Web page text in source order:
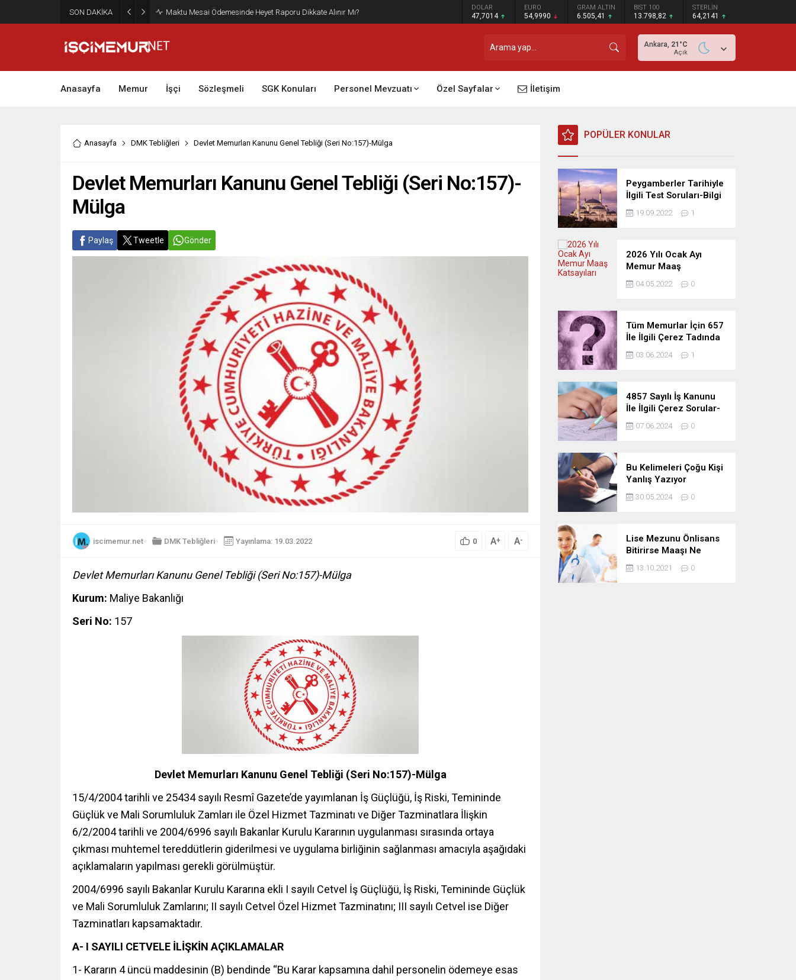
SON DAKİKA Maktu Mesai Ödemesinde Heyet Raporu Dikkate Alınır Mı? DOLAR
47,7014
EURO
54,9990
GRAM ALTIN
6.505,41
BIST 100
13.798,82
STERLİN
64,2141
Ankara, 21 °C
Açık
Anasayfa Memur İşçi Sözleşmeli SGK Konuları Personel Mevzuatı Özel Sayfalar İletişim
Anasayfa DMK Tebliğleri Devlet Memurları Kanunu Genel Tebliği (Seri No:157)-Mülga
Devlet Memurları Kanunu Genel Tebliği (Seri No:157)-
Mülga
Paylaş Tweetle Gönder
iscimemur.net DMK Tebliğleri Yayınlama: 19.03.2022 0 A+ A-
Devlet Memurları Kanunu Genel Tebliği (Seri No:157)-Mülga
Kurum: Maliye Bakanlığı
Seri No: 157
Devlet Memurları Kanunu Genel Tebliği (Seri No:157)-Mülga
15/4/2004 tarihli ve 25434 sayılı Resmî Gazete’de yayımlanan İş Güçlüğü, İş Riski, Temininde
Güçlük ve Mali Sorumluluk Zamları ile Özel Hizmet Tazminatı ve Diğer Tazminatlara İlişkin
6/2/2004 tarihli ve 2004/6996 sayılı Bakanlar Kurulu Kararının uygulanması sırasında ortaya
çıkması muhtemel tereddütlerin giderilmesi ve uygulama birliğinin sağlanması amacıyla aşağıdaki
açıklamaların yapılması gerekli görülmüştür.
2004/6996 sayılı Bakanlar Kurulu Kararına ekli I sayılı Cetvel İş Güçlüğü, İş Riski, Temininde Güçlük
ve Mali Sorumluluk Zamlarını; II sayılı Cetvel Özel Hizmet Tazminatını; III sayılı Cetvel ise Diğer
Tazminatları kapsamaktadır.
A- I SAYILI CETVELE İLİŞKİN AÇIKLAMALAR
1- Kararın 4 üncü maddesinin (B) bendinde “Bu Karar kapsamına dahil personelin ödemeye esas
POPÜLER KONULAR
Peygamberler Tarihiyle
İlgili Test Soruları-Bilgi
Yarışması
19.09.2022 1
2026 Yılı Ocak Ayı
Memur Maaş
Katsayıları
04.05.2022 0
Tüm Memurlar İçin 657
İle İlgili Çerez Tadında
Deneme Sınavı
03.06.2024 1
4857 Sayılı İş Kanunu
İle İlgili Çerez Sorular-
Deneme Sınavı
07.06.2024 0
Bu Kelimeleri Çoğu Kişi
Yanlış Yazıyor
30.05.2024 0
Lise Mezunu Önlisans
Bitirirse Maaşı Ne
Kadar Artar
13.10.2021 0